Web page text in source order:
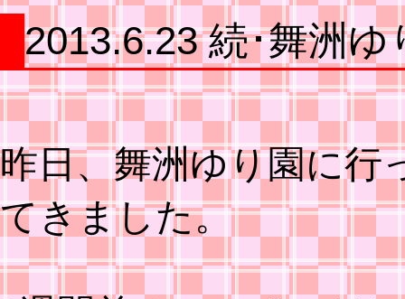
2013.6.23 続･舞洲ゆ
昨日、舞洲ゆり園に行
てきました。